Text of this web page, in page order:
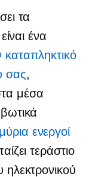
τα
ένα
σας,
μέσα
ενεργοί
τεράστιο